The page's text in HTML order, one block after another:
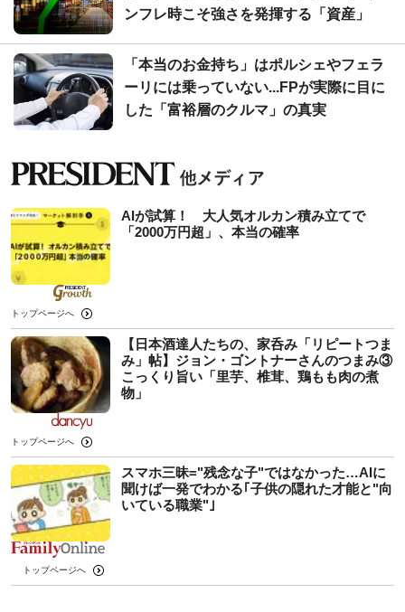
ンフレ時こそ強さを発揮する「資産」
「本当のお金持ち」はポルシェやフェラ
ーリには乗っていない...FPが実際に目に
した「富裕層のクルマ」の真実
AIが試算！ 大人気オルカン積み立てで
「2000万円超」、本当の確率
トップページへ
【日本酒達人たちの、家呑み「リピートつま
み」帖】ジョン・ゴントナーさんのつまみ③
こっくり旨い「里芋、椎茸、鶏もも肉の煮
物」
トップページへ
スマホ三昧="残念な子"ではなかった…AIに
聞けば一発でわかる｢子供の隠れた才能と"向
いている職業"｣
トップページへ